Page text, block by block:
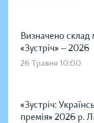
Визначено склад
«Зустріч» — 2026
26 Травня 10:00
«Зустріч:
премія» 2026 р.